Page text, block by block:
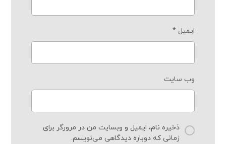
ایمیل*
وب‌ سایت
ذخیره نام، ایمیل و وبسایت من در مرورگر برای
زمانی که دوباره دیدگاهی می‌نویسم.